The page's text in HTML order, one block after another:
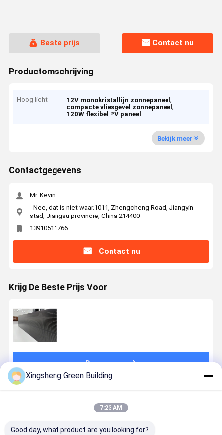
Beste prijs Contact nu
Productomschrijving
Hoog licht 12V monokristallijn zonnepaneel,
compacte vliesgevel zonnepaneel,
120W flexibel PV paneel
Bekijk meer
Contactgegevens
Mr. Kevin
- Nee, dat is niet waar.1011, Zhengcheng Road, Jiangyin
stad, Jiangsu provincie, China 214400
13910511766
Contact nu
Krijg De Beste Prijs Voor
Doorgaan
Xingsheng Green Building
7:23 AM
Good day, what product are you looking for?